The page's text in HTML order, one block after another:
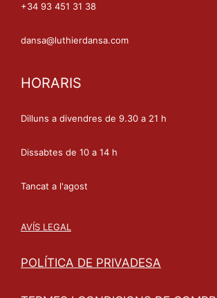
+34 93 451 31 38
dansa@luthierdansa.com
HORARIS
Dilluns a divendres de 9.30 a 21 h
Dissabtes de 10 a 14 h
Tancat a l'agost
AVÍS LEGAL
POLÍTICA DE PRIVADESA